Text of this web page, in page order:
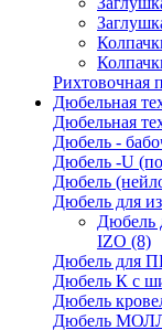
Рихтовочная
Дюбельная
Дюбельная
Дюбель -
Дюбель -U
Дюбель
Дюбель для
Дюбель
IZO (8)
Дюбель для
Дюбель К с
Дюбель
Дюбель